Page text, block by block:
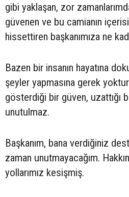
gibi yaklaşan, zor
güvenen ve bu camianın
hissettiren başkanımıza ne
Bazen bir insanın hayatına
şeyler yapmasına gerek
gösterdiği bir güven, uzattığı
unutulmaz.
Başkanım, bana verdiğiniz
zaman unutmayacağım.
yollarımız kesişmiş.